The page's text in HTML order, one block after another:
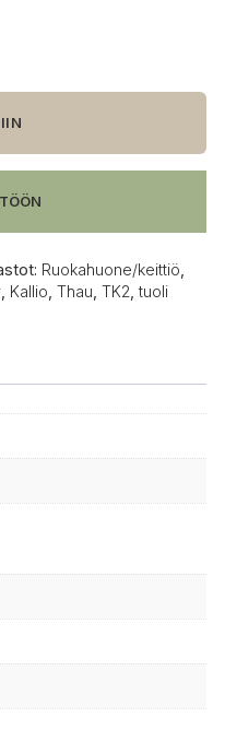
Ruokahuone/keittiö
, Kallio Thau TK2 ,tuoli